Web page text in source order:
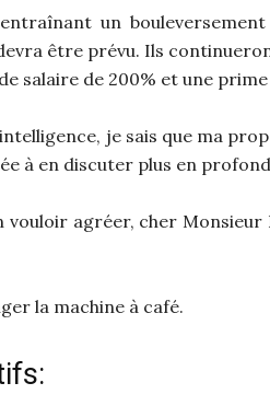
un
être prévu. Ils
salaire de 200% et une
je sais que ma
à en discuter plus en
vouloir agréer, cher
la machine à café.